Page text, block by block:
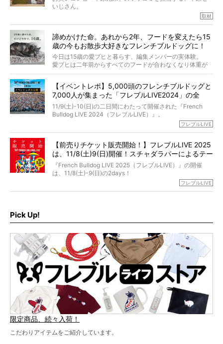
識にも長けているPELIさん。
「愛犬が旅立ったあと、ベッドやおもちゃはどうすればい
い？」「お骨はどうするべき？」「お花やお線香は喜んで
くれる？」
さらには、霊感がない人でも愛犬が成仏したことを知る方
法まで。
お笑い芸人だからこそ暗くなりすぎない、むしろ心がスッ
と軽くなる。
永久保存版のスペシャル対談です！
いじさん。
今年で結成35周年を迎え、芸人としての活躍も目覚ましい
た。
僧侶としての名は「靖賢（せいけん）」。
当時54歳という年齢にして、なぜ動物専門僧侶という道を
選んだのか。
また、愛犬の旅立ちとどのように向き合うべきなのか。
た。
取材
諦めかけた命。あれから2年、フードを変えたら15
歳の今もお散歩大好きなフレンチブルドッグに！
今日は15歳の愛ブヒと暮らす、編集メンバーの実体験。
愛ブヒは二年前からすべてのフードが合わなくなり体重が
激減。検査をしても異常はなく「年齢のせいですね…」と言
もう諦めるしかないのかな…そんなとき、我が家に届いたの
が「THE fu-do(ザ・フード)」の試食品でした。
そして「THE fu-do(ザ・フード)」を食べつづけて二年、愛
ブヒは15歳になり、今も元気にお散歩をしています。
今回は、二年前の絶望から今までを包み隠さず、時系列で
【イベントレポ】5,000頭のフレンチブルドッグと
7,000人が集まった「フレブルLIVE2024」の全
貌！
11/9(土)-10(日)の二日間にわたって開催された『French
Bulldog LIVE 2024（フレブルLIVE）』。
今年はのべ5,000頭のフレンチブルドッグと7,000人のフレ
day1の司会はフレブルラバーのロッチさん。day2の音楽フ
ェスには世代ど真ん中のPUFFYが出演するなど、例年以上
に豪華なラインナップ。
北は北海道、南は鹿児島県から。全国のフレンチブルドッ
グが一堂に会した「フレブルLIVE2024」の模様を、詳しく
フレブルLIVE
【前売りチケット販売開始！】フレブルLIVE 2025
は、11/8(土)9(日)開催！スチャダラパーによるテー
マソング制作も決定
『French Bulldog LIVE 2025（フレブルLIVE）』の開催
は、11/8(土)-9(日)の2days！
お得な前売りチケット、いよいよ販売スタートです！
ど、内容盛りだくさんでお送りしていますので、最後まで
お見逃しなく！
フレブルLIVE
Pick Up!
限定商品、続々入荷！
こだわりアイテムをご紹介しています。